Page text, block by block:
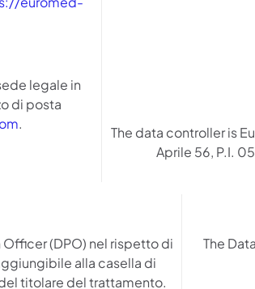
legale in
di posta
.
The data controller is
Aprile 56, P.I.
(DPO) nel rispetto di
alla casella di
titolare del trattamento.
The